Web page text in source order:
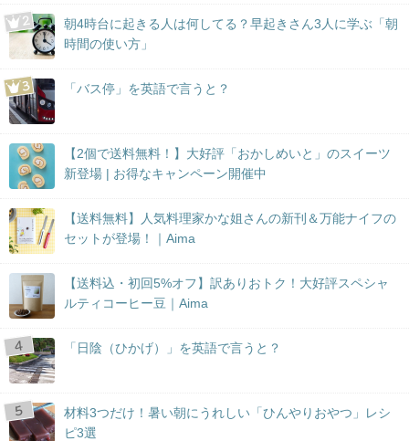
朝4時台に起きる人は何してる？早起きさん3人に学ぶ「朝
時間の使い方」
「バス停」を英語で言うと？
【2個で送料無料！】大好評「おかしめいと」のスイーツ
新登場 | お得なキャンペーン開催中
【送料無料】人気料理家かな姐さんの新刊＆万能ナイフの
セットが登場！｜Aima
【送料込・初回5%オフ】訳ありおトク！大好評スペシャ
ルティコーヒー豆｜Aima
「日陰（ひかげ）」を英語で言うと？
材料3つだけ！暑い朝にうれしい「ひんやりおやつ」レシ
ピ3選